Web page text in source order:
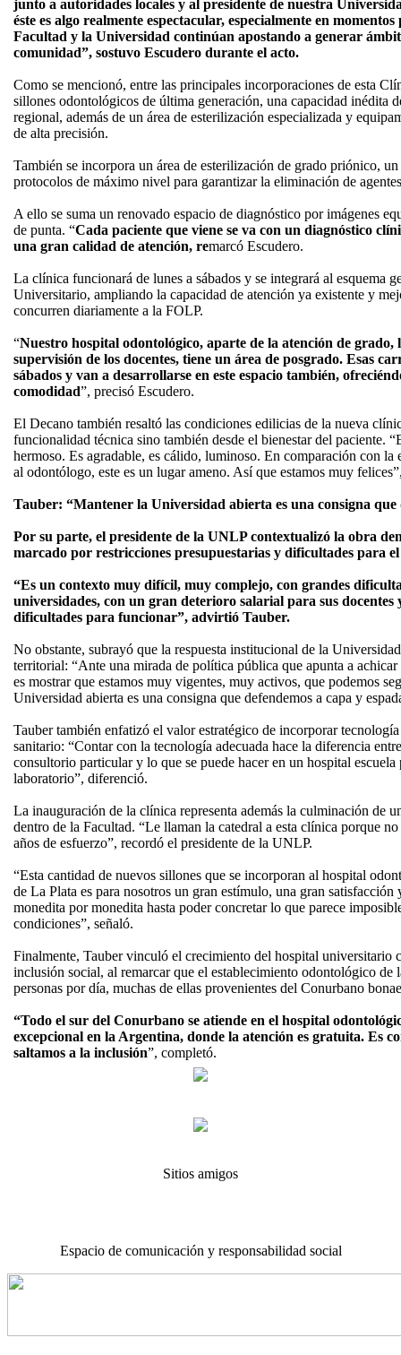
junto a autoridades locales y al presidente de nuestra
éste es algo realmente espectacular, especialmente en
Facultad y la Universidad continúan apostando a generar
comunidad”, sostuvo Escudero durante el acto.
Como se mencionó, entre las principales incorporaciones de esta
sillones odontológicos de última generación, una capacidad inédita
regional, además de un área de esterilización especializada y
de alta precisión.
También se incorpora un área de esterilización de grado priónico,
protocolos de máximo nivel para garantizar la eliminación de
A ello se suma un renovado espacio de diagnóstico por imágenes
de punta. “Cada paciente que viene se va con un diagnóstico
una gran calidad de atención, remarcó Escudero.
La clínica funcionará de lunes a sábados y se integrará al esquema
Universitario, ampliando la capacidad de atención ya existente y
concurren diariamente a la FOLP.
“Nuestro hospital odontológico, aparte de la atención de grado,
supervisión de los docentes, tiene un área de posgrado. Esas
sábados y van a desarrollarse en este espacio también,
comodidad”, precisó Escudero.
El Decano también resaltó las condiciones edilicias de la nueva
funcionalidad técnica sino también desde el bienestar del paciente.
hermoso. Es agradable, es cálido, luminoso. En comparación con la
al odontólogo, este es un lugar ameno. Así que estamos muy
Tauber: “Mantener la Universidad abierta es una consigna que
Por su parte, el presidente de la UNLP contextualizó la obra
marcado por restricciones presupuestarias y dificultades para
“Es un contexto muy difícil, muy complejo, con grandes
universidades, con un gran deterioro salarial para sus docentes
dificultades para funcionar”, advirtió Tauber.
No obstante, subrayó que la respuesta institucional de la
territorial: “Ante una mirada de política pública que apunta a
es mostrar que estamos muy vigentes, muy activos, que podemos
Universidad abierta es una consigna que defendemos a capa y
Tauber también enfatizó el valor estratégico de incorporar
sanitario: “Contar con la tecnología adecuada hace la diferencia
consultorio particular y lo que se puede hacer en un hospital
laboratorio”, diferenció.
La inauguración de la clínica representa además la culminación de
dentro de la Facultad. “Le llaman la catedral a esta clínica porque
años de esfuerzo”, recordó el presidente de la UNLP.
“Esta cantidad de nuevos sillones que se incorporan al hospital
de La Plata es para nosotros un gran estímulo, una gran
monedita por monedita hasta poder concretar lo que parece
condiciones”, señaló.
Finalmente, Tauber vinculó el crecimiento del hospital universitario
inclusión social, al remarcar que el establecimiento odontológico de
personas por día, muchas de ellas provenientes del Conurbano
“Todo el sur del Conurbano se atiende en el hospital
excepcional en la Argentina, donde la atención es gratuita. Es
saltamos a la inclusión”, completó.
Sitios amigos
Espacio de comunicación y responsabilidad social